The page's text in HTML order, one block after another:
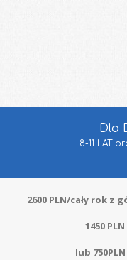
Dla
8-11 LAT
2600 PLN/cały rok z
1450
lub